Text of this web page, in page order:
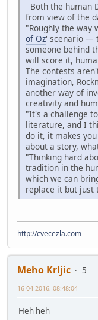
Both the human
from view of the
"Roughly the way
of Oz' scenario —
someone behind
will score it,
The contests
imagination,
another way of
creativity and
"It's a challenge
literature, and I
do it, it makes
about a story,
"Thinking hard
tradition in the
which we can
replace it but just
http://cvecezla.com
Meho Krljic
5
16-04-2016, 08:48:04
Heh heh